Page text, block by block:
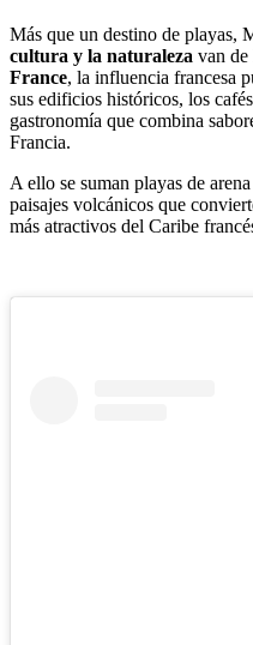
Más que un destino de playas,
cultura y la naturaleza van de
France, la influencia francesa
sus edificios históricos, los
gastronomía que combina
Francia.
A ello se suman playas de
paisajes volcánicos que
más atractivos del Caribe